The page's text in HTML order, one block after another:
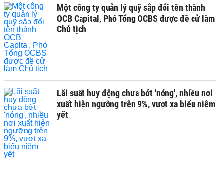
Một công ty quản lý quỹ sắp đổi tên thành
OCB Capital, Phó Tổng OCBS được đề cử làm
Chủ tịch
Lãi suất huy động chưa bớt 'nóng', nhiều nơi
xuất hiện ngưỡng trên 9%, vượt xa biểu niêm
yết